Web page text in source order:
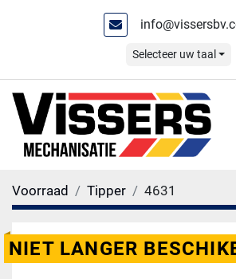
Selecteer uw taal
Voorraad Tipper 4631
NIET LANGER